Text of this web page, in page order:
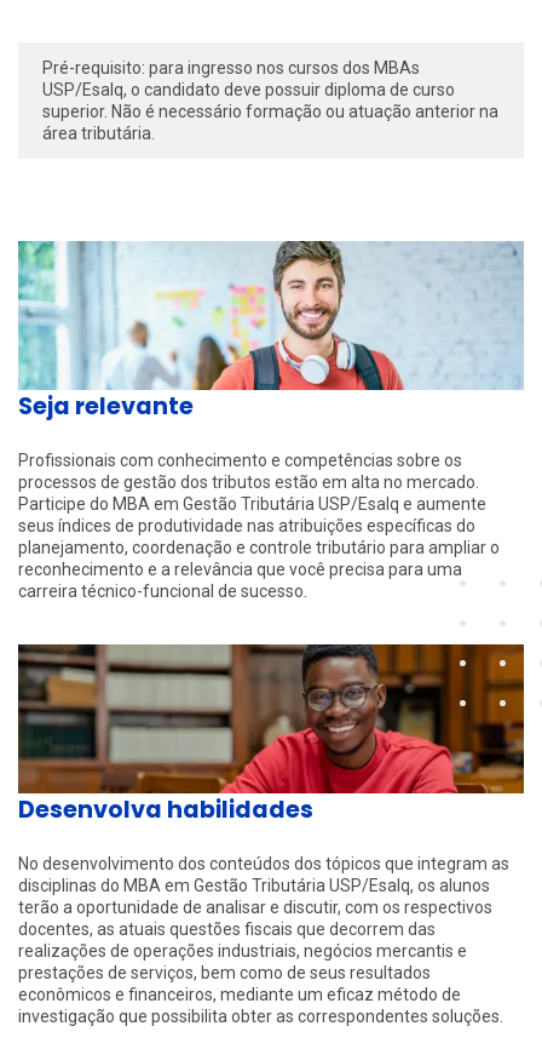
Pré-requisito: para ingresso nos cursos dos MBAs
USP/Esalq, o candidato deve possuir diploma de curso
superior. Não é necessário formação ou atuação anterior na
área tributária.
Seja relevante
Profissionais com conhecimento e competências sobre os
processos de gestão dos tributos estão em alta no mercado.
Participe do MBA em Gestão Tributária USP/Esalq e aumente
seus índices de produtividade nas atribuições específicas do
planejamento, coordenação e controle tributário para ampliar o
reconhecimento e a relevância que você precisa para uma
carreira técnico-funcional de sucesso.
Desenvolva habilidades
No desenvolvimento dos conteúdos dos tópicos que integram as
disciplinas do MBA em Gestão Tributária USP/Esalq, os alunos
terão a oportunidade de analisar e discutir, com os respectivos
docentes, as atuais questões fiscais que decorrem das
realizações de operações industriais, negócios mercantis e
prestações de serviços, bem como de seus resultados
econômicos e financeiros, mediante um eficaz método de
investigação que possibilita obter as correspondentes soluções.